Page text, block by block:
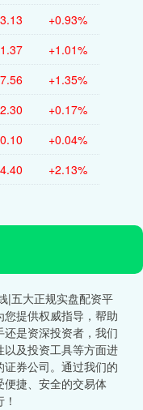
+0.93%
+1.01%
+1.35%
+0.17%
+0.04%
+2.13%
|五大正规实盘配资平
提供权威指导，帮助
是资深投资者，我们
及投资工具等方面进
券公司。通过我们的
捷、安全的交易体